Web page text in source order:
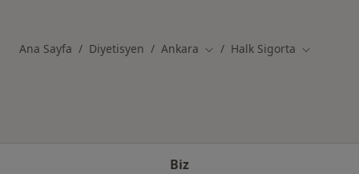
Ana Sayfa Diyetisyen Ankara Şehir değiştir
Halk Sigorta Şehir
Biz